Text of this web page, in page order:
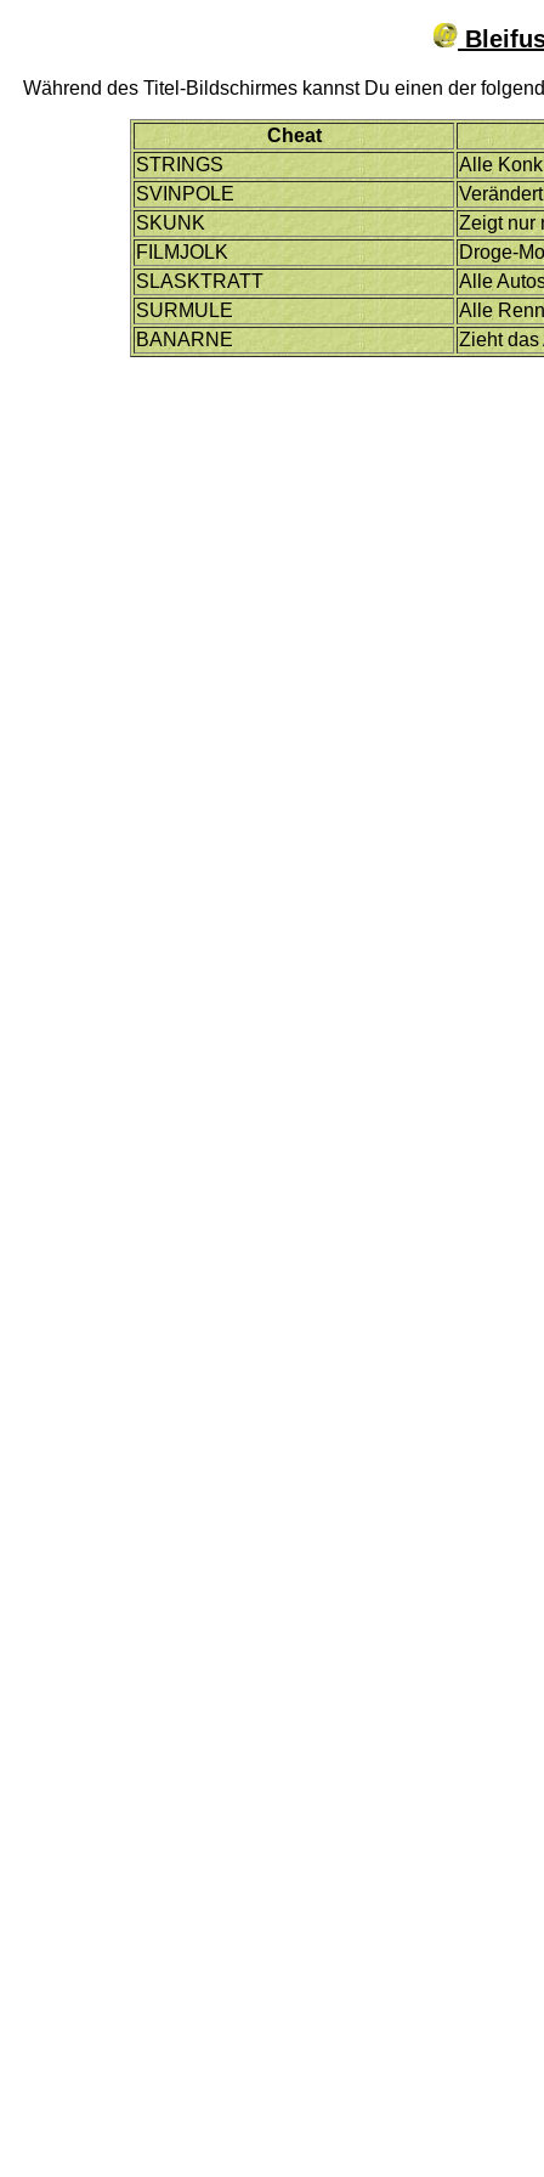
Während des Titel-Bildschirmes kannst Du einen der
Cheat
STRINGS
Alle
SVINPOLE
SKUNK
Zeigt nur
FILMJOLK
Droge-
SLASKTRATT
Alle
SURMULE
Alle
BANARNE
Zieht das